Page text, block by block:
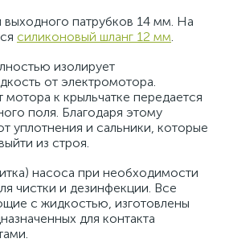
патрубков 14 мм. На
силиконовый шланг 12 мм.
изолирует
от электромотора.
к крыльчатке передается
поля. Благодаря этому
уплотнения и сальники, которые
из строя.
насоса при необходимости
чистки и дезинфекции. Все
с жидкостью, изготовлены
для контакта